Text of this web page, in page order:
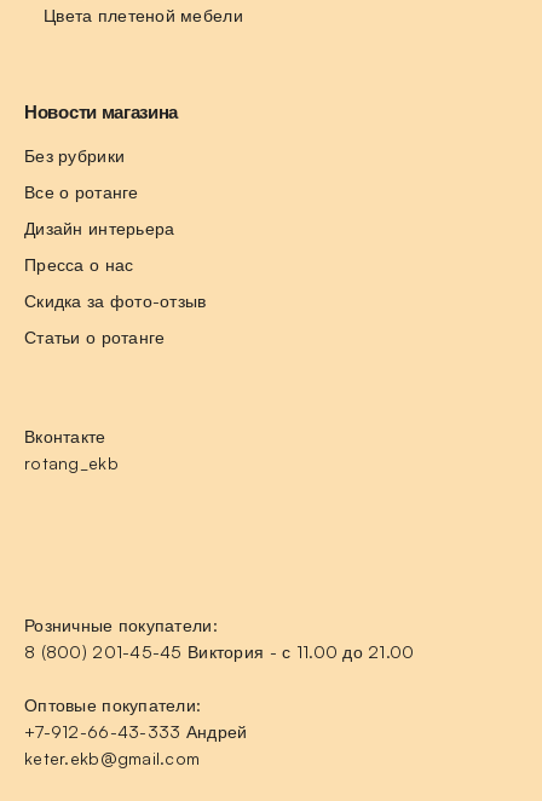
Цвета плетеной мебели
Новости магазина
Без рубрики
Все о ротанге
Дизайн интерьера
Пресса о нас
Скидка за фото-отзыв
Статьи о ротанге
Вконтакте
rotang_ekb
Розничные покупатели:
8 (800) 201-45-45 Виктория - с 11.00 до 21.00
Оптовые покупатели:
+7-912-66-43-333 Андрей
keter.ekb@gmail.com